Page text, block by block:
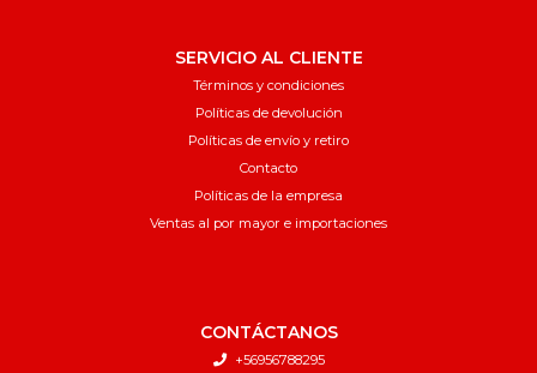
SERVICIO AL CLIENTE
Términos y condiciones
Políticas de devolución
Políticas de envío y retiro
Contacto
Políticas de la empresa
Ventas al por mayor e importaciones
CONTÁCTANOS
+56956788295